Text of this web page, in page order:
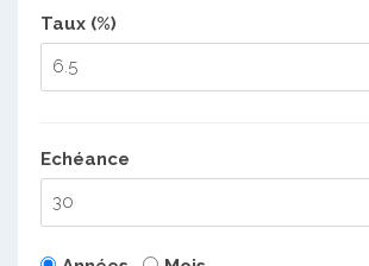
Taux (%)
Echéance